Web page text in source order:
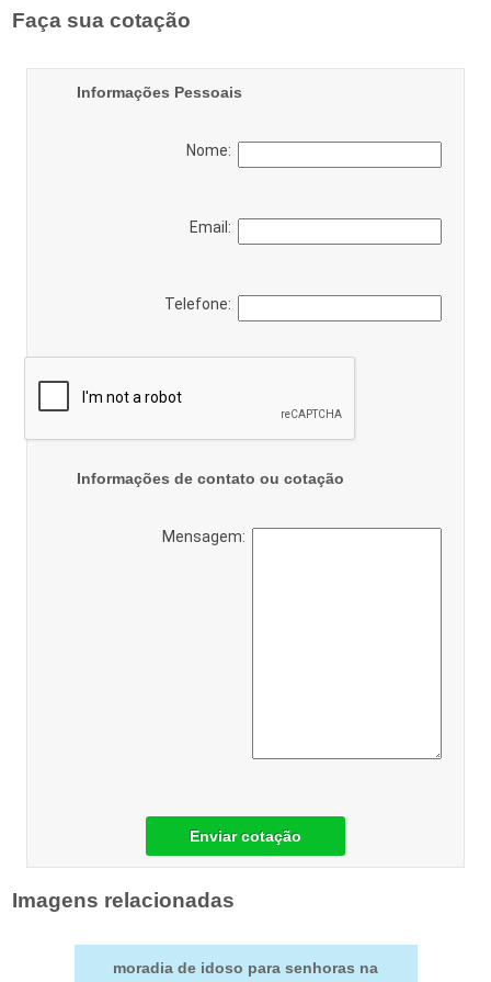
Faça sua cotação
Informações Pessoais
Nome:
Email:
Telefone:
Informações de contato ou cotação
Mensagem:
Enviar cotação
Imagens relacionadas
moradia de idoso para senhoras na